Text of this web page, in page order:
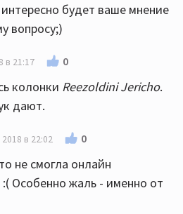
будет ваше мнение
вопросу;)
в 21:17 0
колонки Reezoldini Jericho.
дают.
в 22:02 0
не смогла онлайн
Особенно жаль - именно от